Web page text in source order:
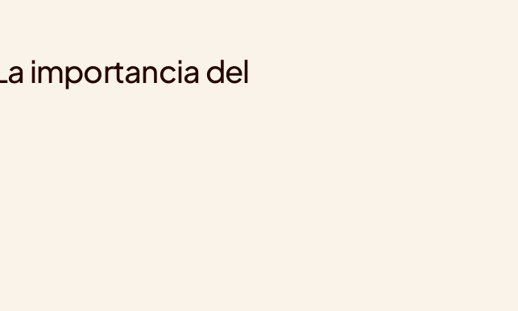
importancia del